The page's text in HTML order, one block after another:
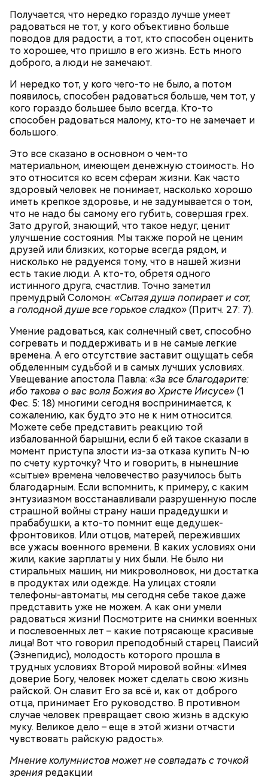
Получается, что нередко гораздо лучше умеет
радоваться не тот, у кого объективно больше
поводов для радости, а тот, кто способен оценить
то хорошее, что пришло в его жизнь. Есть много
доброго, а люди не замечают.
И нередко тот, у кого чего-то не было, а потом
появилось, способен радоваться больше, чем тот, у
кого гораздо большее было всегда. Кто-то
способен радоваться малому, кто-то не замечает и
большого.
Это все сказано в основном о чем-то
материальном, имеющем денежную стоимость. Но
это относится ко всем сферам жизни. Как часто
здоровый человек не понимает, насколько хорошо
иметь крепкое здоровье, и не задумывается о том,
что не надо бы самому его губить, совершая грех.
Зато другой, знающий, что такое недуг, ценит
улучшение состояния. Мы также порой не ценим
друзей или близких, которые всегда рядом, и
нисколько не радуемся тому, что в нашей жизни
есть такие люди. А кто-то, обретя одного
истинного друга, счастлив. Точно заметил
премудрый Соломон: «Сытая душа попирает и сот,
а голодной душе все горькое сладко»(Притч. 27: 7).
Умение радоваться, как солнечный свет, способно
согревать и поддерживать и в не самые легкие
времена. А его отсутствие заставит ощущать себя
обделенным судьбой и в самых лучших условиях.
Увещевание апостола Павла: «За все благодарите:
ибо такова о вас воля Божия во Христе Иисусе»(1
Фес. 5: 18) многими сегодня воспринимается, к
сожалению, как будто это не к ним относится.
Можете себе представить реакцию той
избалованной барышни, если б ей такое сказали в
момент приступа злости из-за отказа купить N-ю
по счету курточку? Что и говорить, в нынешние
«сытые» времена человечество разучилось быть
благодарным. Если вспомнить, к примеру, с каким
энтузиазмом восстанавливали разрушенную после
страшной войны страну наши прадедушки и
прабабушки, а кто-то помнит еще дедушек-
фронтовиков. Или отцов, матерей, переживших
все ужасы военного времени. В каких условиях они
жили, какие зарплаты у них были. Не было ни
стиральных машин, ни микроволновок, ни достатка
в продуктах или одежде. На улицах стояли
телефоны-автоматы, мы сегодня себе такое даже
представить уже не можем. А как они умели
радоваться жизни! Посмотрите на снимки военных
и послевоенных лет – какие потрясающе красивые
лица! Вот что говорил преподобный старец Паисий
(Эзнепидис), молодость которого прошла в
трудных условиях Второй мировой войны: «Имея
доверие Богу, человек может сделать свою жизнь
райской. Он славит Его за всё и, как от доброго
отца, принимает Его руководство. В противном
случае человек превращает свою жизнь в адскую
муку. Великое дело – еще в этой жизни отчасти
чувствовать райскую радость».
Мнение колумнистов может не совпадать с точкой
зрения редакции
Однако диетолог предупредила: не для всех дыня
может быть полезна. В первую очередь ее стоит
есть с осторожностью людям:
с сахарным диабетом;
лишним весом.
— В дыне содержится много сахара, который
представлен фруктозой. С одной стороны — это
хорошо, потому что дает энергию. Но важно
увлекаться, так же как и арбузами, людям с
сахарным диабетом и лишним весом, —
подчеркнула доктор.
— Наиболее распространенные борщ, щи, котлеты,
салаты, лаваш с творогом и сыром, пироги, омлет,
запеканка. Щавеля там везде используется
немного, поэтому никакого вреда от него не будет.
Вовсю идет и сезон черешни. «Вечерняя Москва»
узнала у врача — эндокринолога-диетолога
Натальи Лазуренко, как правильно есть эту ягоду
пользой для здоровья.